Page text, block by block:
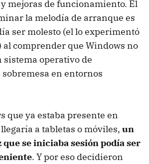
mejoras de funcionamiento. El
la melodía de arranque es
ser molesto (el lo experimentó
comprender que Windows no
sistema operativo de
en entornos
que ya estaba presente en
a tabletas o móviles, un
que se iniciaba sesión podía ser
. Y por eso decidieron